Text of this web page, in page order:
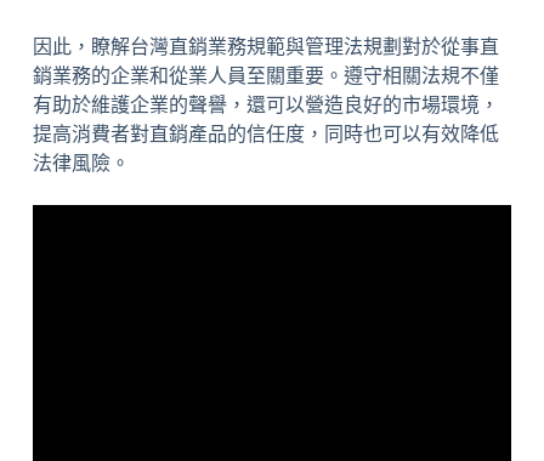
因此，瞭解台灣直銷業務規範與管理法規劃對於從事直
銷業務的企業和從業人員至關重要。遵守相關法規不僅
有助於維護企業的聲譽，還可以營造良好的市場環境，
提高消費者對直銷產品的信任度，同時也可以有效降低
法律風險。